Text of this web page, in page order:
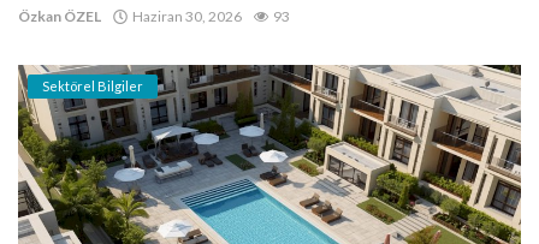
Özkan ÖZEL Haziran 30, 2026 93
Sektörel Bilgiler